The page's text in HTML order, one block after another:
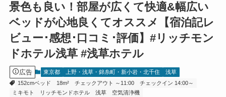
景色も良い！部屋が広くて快適&幅広い
ベッドが心地良くてオススメ【宿泊記レ
ビュー･感想･口コミ･評価】#リッチモン
ドホテル浅草 #浅草ホテル
広告 東京都 上野・浅草・錦糸町・新小岩・北千住
浅草
152cmベッド
18m² チェックアウト ～11:00
チェックイン 14:00～
ミキモト
リッチモンドホテル 浅草 空気清浄機